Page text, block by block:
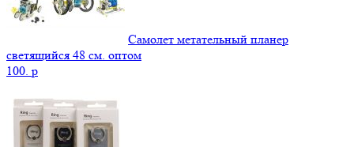
Самолет метательный планер
светящийся 48 см. оптом
100. p